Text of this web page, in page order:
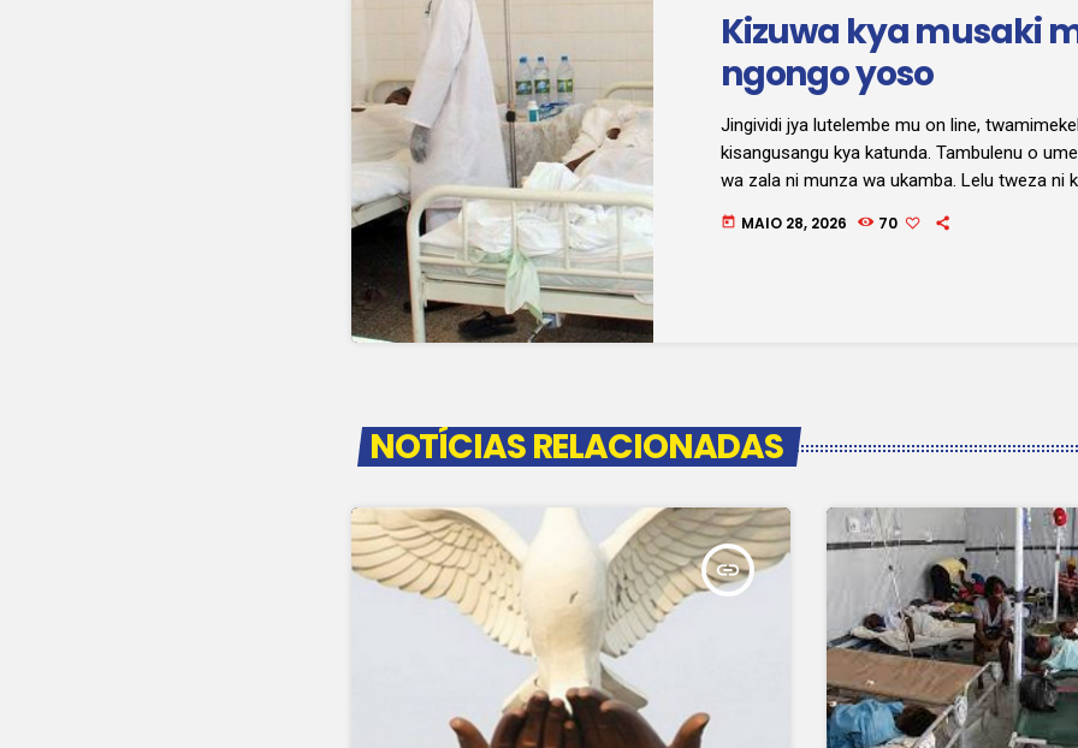
Kizuwa kya musaki
ngongo yoso
Jingividi jya lutelembe mu on line,
kisangusangu kya katunda. Tambulenu o
wa zala ni munza wa ukamba. Lelu tweza ni
twanda kwivwa o maba a musaki, mama
today MAIO 28, 2026 70
NOTÍCIAS RELACIONADAS
insert_link